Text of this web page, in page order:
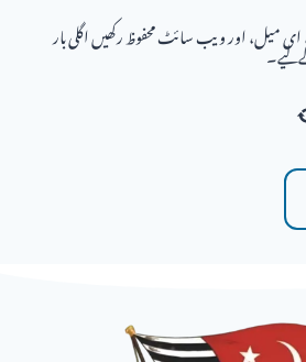
ای میل، اور ویب سائٹ محفوظ رکھیں اگلی بار